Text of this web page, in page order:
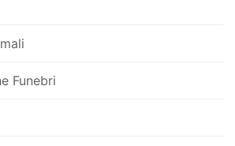
Funebri